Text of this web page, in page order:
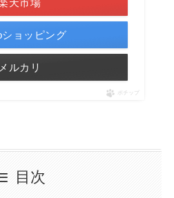
ショッピング
メルカリ
ポチップ
目次